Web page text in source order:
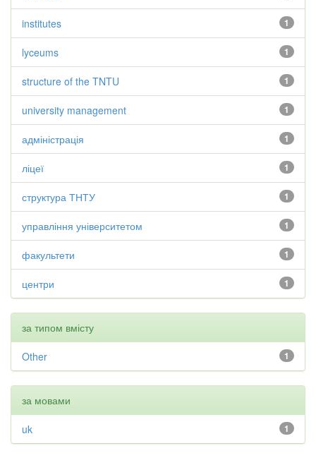
1
institutes
1
lyceums
1
structure of the TNTU
1
university management
1
адміністрація
1
ліцеї
1
структура ТНТУ
1
управління університетом
1
факультети
1
центри
за типом вмісту
1
Other
за мовами
1
uk